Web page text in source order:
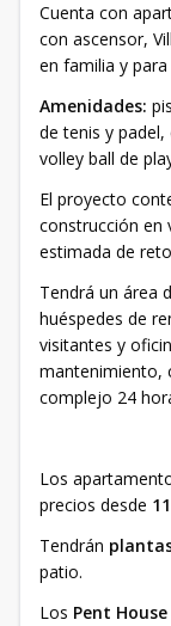
Cuenta con
con ascensor,
en familia y
Amenidades:
de tenis y
volley ball de
El proyecto
construcción en
estimada de
Tendrá un área
huéspedes de
visitantes y
mantenimiento,
complejo 24
Los
precios desde
Tendrán
patio.
Los Pent House